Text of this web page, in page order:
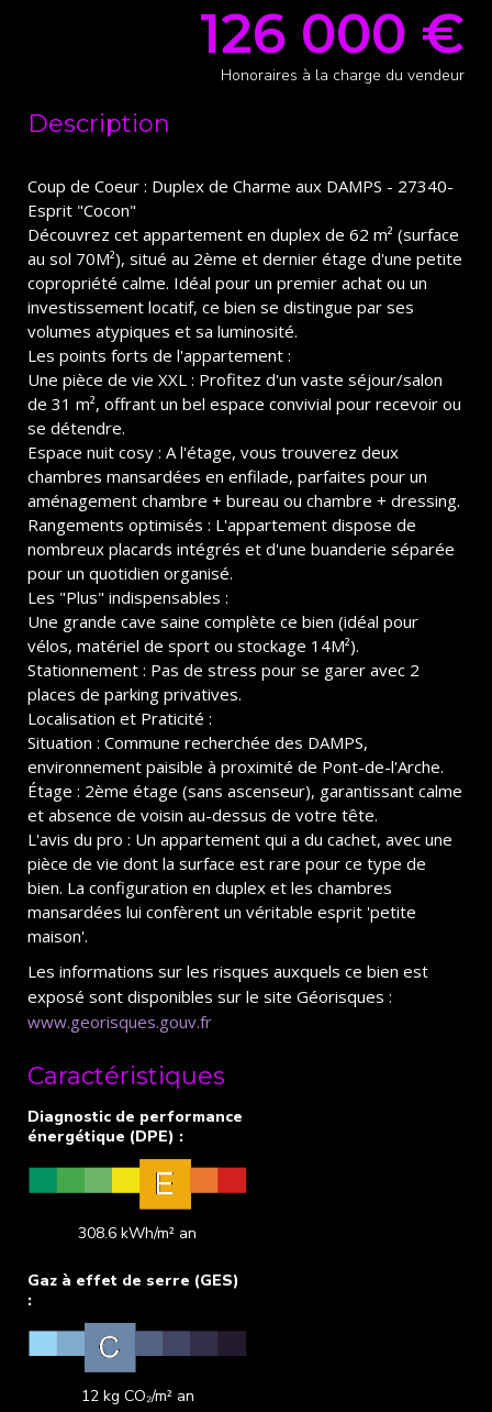
126 000 €
Honoraires à la charge du vendeur
Description
Coup de Coeur : Duplex de Charme aux DAMPS - 27340-
Esprit "Cocon"
Découvrez cet appartement en duplex de 62 m² (surface
au sol 70M²), situé au 2ème et dernier étage d'une petite
copropriété calme. Idéal pour un premier achat ou un
investissement locatif, ce bien se distingue par ses
volumes atypiques et sa luminosité.
Les points forts de l'appartement :
Une pièce de vie XXL : Profitez d'un vaste séjour/salon
de 31 m², offrant un bel espace convivial pour recevoir ou
se détendre.
Espace nuit cosy : A l'étage, vous trouverez deux
chambres mansardées en enfilade, parfaites pour un
aménagement chambre + bureau ou chambre + dressing.
Rangements optimisés : L'appartement dispose de
nombreux placards intégrés et d'une buanderie séparée
pour un quotidien organisé.
Les "Plus" indispensables :
Une grande cave saine complète ce bien (idéal pour
vélos, matériel de sport ou stockage 14M²).
Stationnement : Pas de stress pour se garer avec 2
places de parking privatives.
Localisation et Praticité :
Situation : Commune recherchée des DAMPS,
environnement paisible à proximité de Pont-de-l'Arche.
Étage : 2ème étage (sans ascenseur), garantissant calme
et absence de voisin au-dessus de votre tête.
L'avis du pro : Un appartement qui a du cachet, avec une
pièce de vie dont la surface est rare pour ce type de
bien. La configuration en duplex et les chambres
mansardées lui confèrent un véritable esprit 'petite
maison'.
Les informations sur les risques auxquels ce bien est
exposé sont disponibles sur le site Géorisques :
www.georisques.gouv.fr
Caractéristiques
308.6 kWh/m² an
12 kg CO₂/m² an